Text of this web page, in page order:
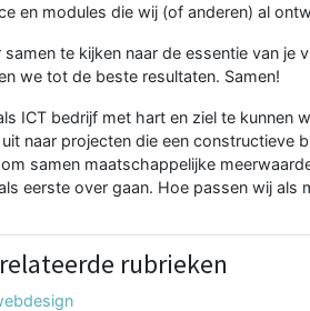
en modules die wij (of anderen) al
samen te kijken naar de essentie van
we tot de beste resultaten. Samen!
ICT bedrijf met hart en ziel te kunnen
naar projecten die een constructieve
samen maatschappelijke
eerste over gaan. Hoe passen wij als
rubrieken